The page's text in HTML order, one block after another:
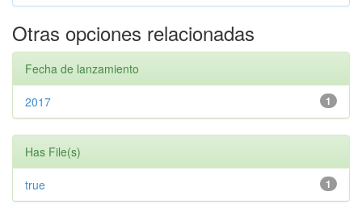
Otras opciones relacionadas
Fecha de lanzamiento
1
2017
Has File(s)
1
true